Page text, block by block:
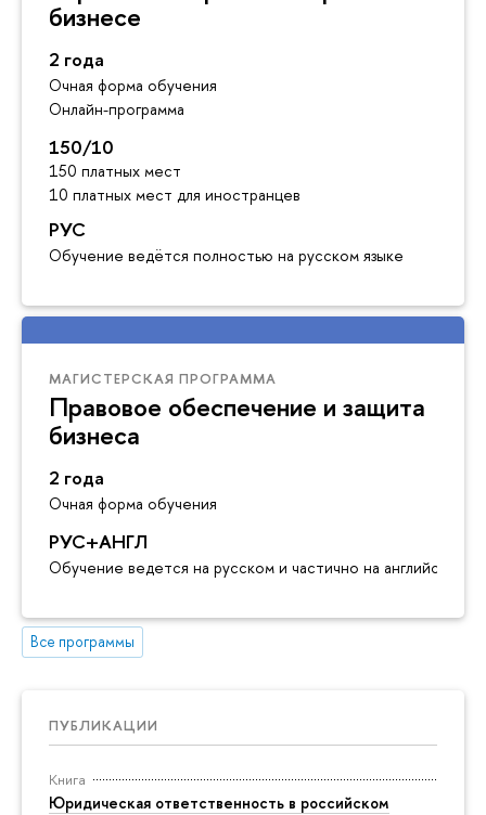
бизнесе
2 года
Очная форма обучения
Онлайн-программа
150/10
150 платных мест
10 платных мест для иностранцев
РУС
Обучение ведётся полностью на русском языке
МАГИСТЕРСКАЯ ПРОГРАММА
Правовое обеспечение и защита
бизнеса
2 года
Очная форма обучения
РУС+АНГЛ
Обучение ведется на русском и частично на английском
Все программы
ПУБЛИКАЦИИ
Книга
Юридическая ответственность в российском